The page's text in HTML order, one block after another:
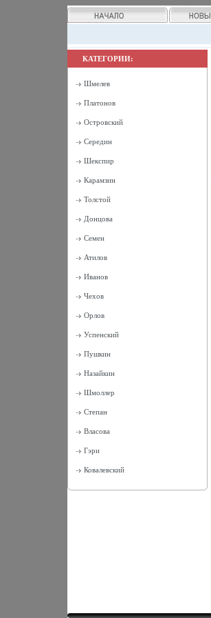
КАТЕГОРИИ:
Шмелев
Платонов
Островский
Середин
Шекспир
Карамзин
Толстой
Донцова
Семен
Атилов
Иванов
Чехов
Орлов
Успенский
Пушкин
Назайкин
Шмоллер
Степан
Власова
Гэри
Ковалевский